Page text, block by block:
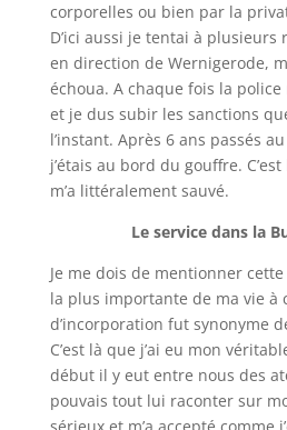
corporelles ou bien par la
D’ici aussi je tentai à plusieurs
en direction de Wernigerode,
échoua. A chaque fois la
et je dus subir les sanctions
l’instant. Après 6 ans passés
j’étais au bord du gouffre.
m’a littéralement sauvé.
Le service dans la
Je me dois de mentionner
la plus importante de ma vie à
d’incorporation fut synonyme
C’est là que j’ai eu mon
début il y eut entre nous des
pouvais tout lui raconter sur